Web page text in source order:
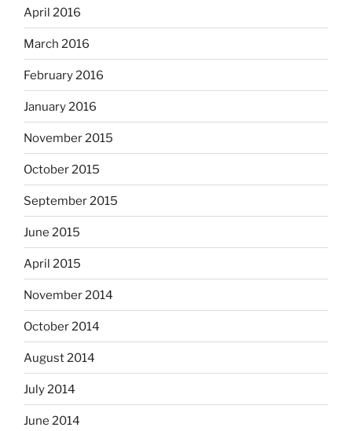
April 2016
March 2016
February 2016
January 2016
November 2015
October 2015
September 2015
June 2015
April 2015
November 2014
October 2014
August 2014
July 2014
June 2014